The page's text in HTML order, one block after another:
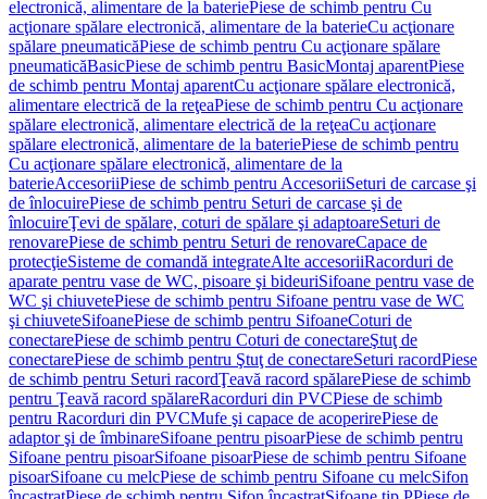
electronică, alimentare de la bateriePiese de schimb pentru Cu
acţionare spălare electronică, alimentare de la baterieCu acţionare
spălare pneumaticăPiese de schimb pentru Cu acţionare spălare
pneumaticăBasicPiese de schimb pentru BasicMontaj aparentPiese
de schimb pentru Montaj aparentCu acţionare spălare electronică,
alimentare electrică de la reţeaPiese de schimb pentru Cu acţionare
spălare electronică, alimentare electrică de la reţeaCu acţionare
spălare electronică, alimentare de la bateriePiese de schimb pentru
Cu acţionare spălare electronică, alimentare de la
baterieAccesoriiPiese de schimb pentru AccesoriiSeturi de carcase şi
de înlocuirePiese de schimb pentru Seturi de carcase şi de
înlocuireŢevi de spălare, coturi de spălare şi adaptoareSeturi de
renovarePiese de schimb pentru Seturi de renovareCapace de
protecţieSisteme de comandă integrateAlte accesoriiRacorduri de
aparate pentru vase de WC, pisoare şi bideuriSifoane pentru vase de
WC şi chiuvetePiese de schimb pentru Sifoane pentru vase de WC
şi chiuveteSifoanePiese de schimb pentru SifoaneCoturi de
conectarePiese de schimb pentru Coturi de conectareŞtuţ de
conectarePiese de schimb pentru Ştuţ de conectareSeturi racordPiese
de schimb pentru Seturi racordŢeavă racord spălarePiese de schimb
pentru Ţeavă racord spălareRacorduri din PVCPiese de schimb
pentru Racorduri din PVCMufe şi capace de acoperirePiese de
adaptor şi de îmbinareSifoane pentru pisoarPiese de schimb pentru
Sifoane pentru pisoarSifoane pisoarPiese de schimb pentru Sifoane
pisoarSifoane cu melcPiese de schimb pentru Sifoane cu melcSifon